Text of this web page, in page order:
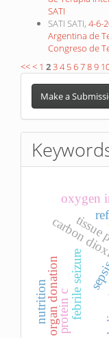
SATI
SATI SATI, 4-6-
Argentina de
Congreso de
<<< 1 234 56789
Make
Make a
carbon
febrile seizure
protein c
oxygen
organ donation
nutrition